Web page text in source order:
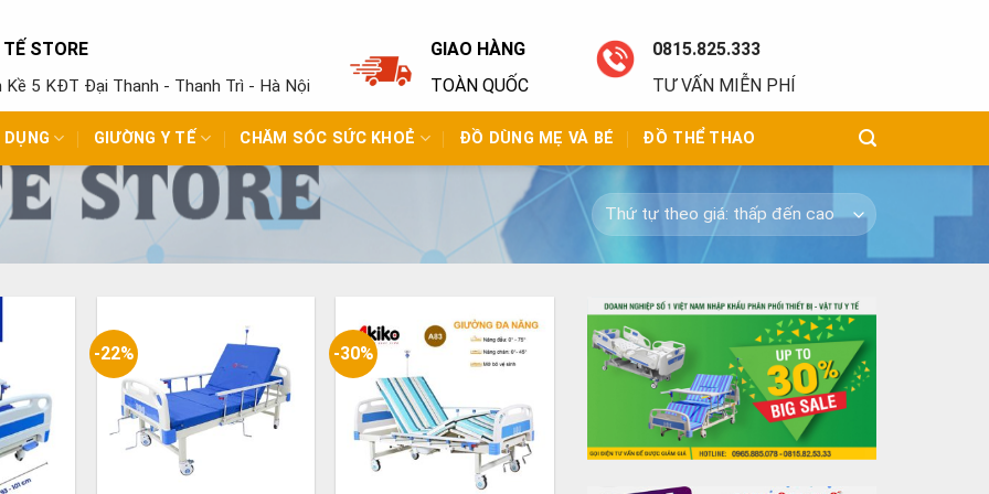
STORE
Kề 5 KĐT Đại Thanh - Thanh Trì - Hà Nội
GIAO HÀNG
TOÀN QUỐC
0815.825.333
TƯ VẤN MIỄN PHÍ
GIƯỜNG Y TẾ CHĂM SÓC SỨC KHOẺ ĐỒ DÙNG MẸ VÀ BÉ ĐỒ THỂ THAO
-22% -30%